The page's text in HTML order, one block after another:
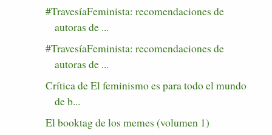
#TravesíaFeminista: recomendaciones de
autoras de ...
#TravesíaFeminista: recomendaciones de
autoras de ...
Crítica de El feminismo es para todo el mundo
de b...
El booktag de los memes (volumen 1)